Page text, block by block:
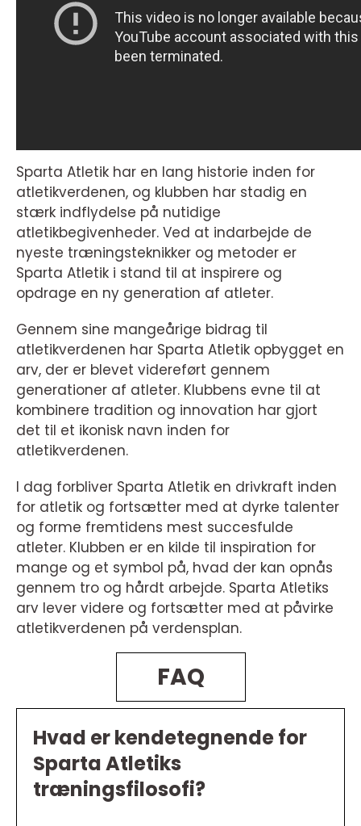
Sparta Atletik har en lang historie inden for
atletikverdenen, og klubben har stadig en
stærk indflydelse på nutidige
atletikbegivenheder. Ved at indarbejde de
nyeste træningsteknikker og metoder er
Sparta Atletik i stand til at inspirere og
opdrage en ny generation af atleter.
Gennem sine mangeårige bidrag til
atletikverdenen har Sparta Atletik opbygget en
arv, der er blevet videreført gennem
generationer af atleter. Klubbens evne til at
kombinere tradition og innovation har gjort
det til et ikonisk navn inden for
atletikverdenen.
I dag forbliver Sparta Atletik en drivkraft inden
for atletik og fortsætter med at dyrke talenter
og forme fremtidens mest succesfulde
atleter. Klubben er en kilde til inspiration for
mange og et symbol på, hvad der kan opnås
gennem tro og hårdt arbejde. Sparta Atletiks
arv lever videre og fortsætter med at påvirke
atletikverdenen på verdensplan.
FAQ
Hvad er kendetegnende for
Sparta Atletiks
træningsfilosofi?